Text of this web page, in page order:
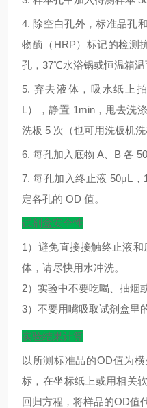
4. 除空白孔外，标准品孔
物酶（ HRP）标记的检测
孔， 37℃水浴锅或恒温箱温
5. 弃去液体，吸水纸上
L ），静置 1min，甩去洗
洗板 5 次（也可用洗板机洗
6. 每孔加入底物 A B 各
7.每孔加入终止液 50μL ，
定各孔的 OD 值。
试剂盒安全性
1）避免直接接触终止液
体，请尽快用水冲洗。
2）实验中不要吃喝、抽烟
3）不要用嘴吸取试剂盒里
实验结果计算
以所测标准品的OD值为
标，在坐标纸上或用相关
回归方程，将样品的OD值